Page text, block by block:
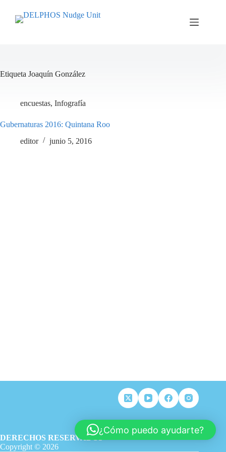
contenido
Etiqueta Joaquín González
encuestas, Infografía
Gubernaturas 2016: Quintana Roo
editor
junio 5, 2016
DERECHOS RESERVADOS
Copyright © 2026
¿Cómo puedo ayudarte?